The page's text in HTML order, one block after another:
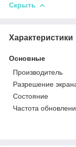
Скрыть
Характеристики
Основные
Производитель
Разрешение
Состояние
Частота